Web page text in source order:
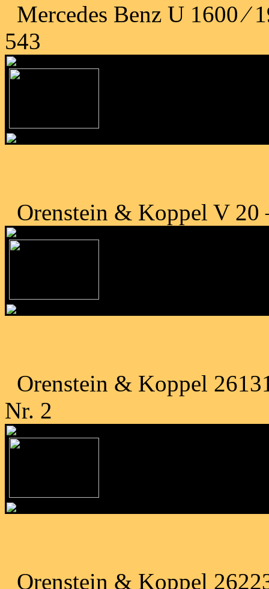
Mercedes Benz U 1600
543
Orenstein & Koppel V 20
Orenstein & Koppel
Nr. 2
Orenstein & Koppel